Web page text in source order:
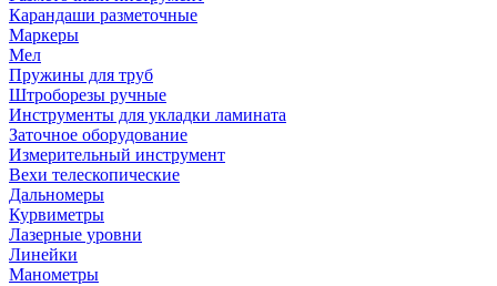
Карандаши разметочные
Маркеры
Мел
Пружины для труб
Штроборезы ручные
Инструменты для укладки ламината
Заточное оборудование
Измерительный инструмент
Вехи телескопические
Дальномеры
Курвиметры
Лазерные уровни
Линейки
Манометры